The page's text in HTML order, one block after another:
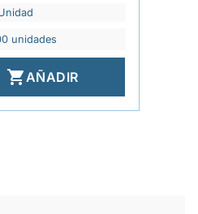
unidades
AÑADIR